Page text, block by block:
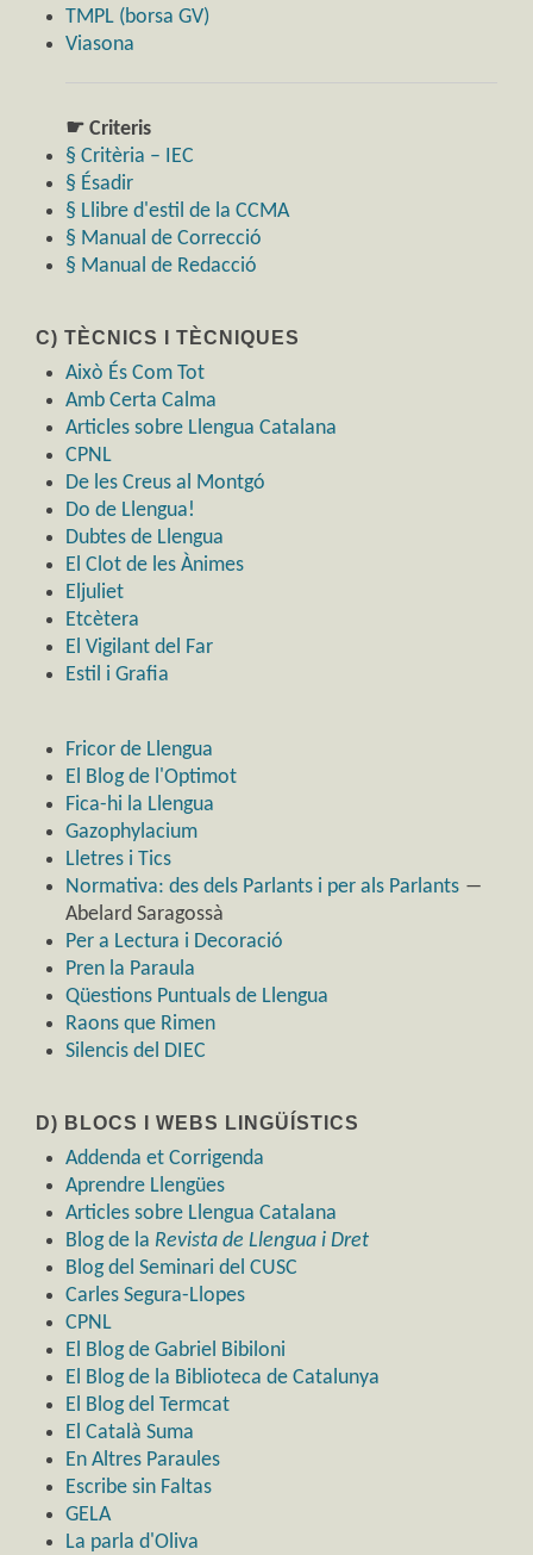
TMPL (borsa GV)
Viasona
☛ Criteris
§ Critèria – IEC
§ Ésadir
§ Llibre d'estil de la CCMA
§ Manual de Correcció
§ Manual de Redacció
C) TÈCNICS I TÈCNIQUES
Això És Com Tot
Amb Certa Calma
Articles sobre Llengua Catalana
CPNL
De les Creus al Montgó
Do de Llengua!
Dubtes de Llengua
El Clot de les Ànimes
Eljuliet
Etcètera
El Vigilant del Far
Estil i Grafia
Fricor de Llengua
El Blog de l'Optimot
Fica-hi la Llengua
Gazophylacium
Lletres i Tics
Normativa: des dels Parlants i per als Parlants ―
Abelard Saragossà
Per a Lectura i Decoració
Pren la Paraula
Qüestions Puntuals de Llengua
Raons que Rimen
Silencis del DIEC
D) BLOCS I WEBS LINGÜÍSTICS
Addenda et Corrigenda
Aprendre Llengües
Articles sobre Llengua Catalana
Blog de la Revista de Llengua i Dret
Blog del Seminari del CUSC
Carles Segura-Llopes
CPNL
El Blog de Gabriel Bibiloni
El Blog de la Biblioteca de Catalunya
El Blog del Termcat
El Català Suma
En Altres Paraules
Escribe sin Faltas
GELA
La parla d'Oliva